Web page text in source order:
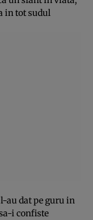
in tot sudul
au dat pe guru in
i confiste